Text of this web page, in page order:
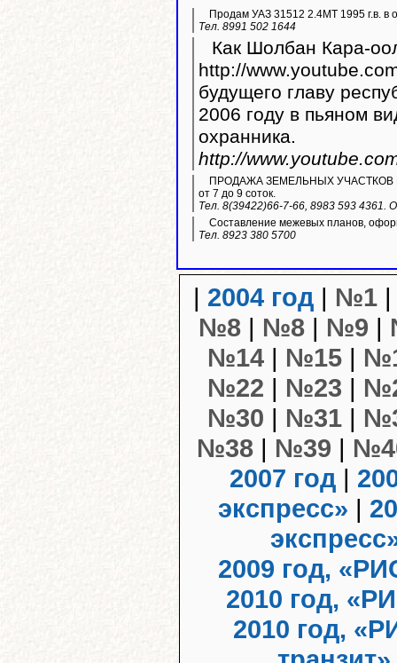
Продам УАЗ 31512 2.4МТ 1995 г.в. в
Тел. 8991 502 1644
Как Шолбан Кара-
http://www.youtube.com/
будущего главу
2006 году в пьяном
охранника.
http://
ПРОДАЖА ЗЕМЕЛЬНЫХ УЧАСТКОВ
от 7 до 9 соток.
Тел. 8(39422)66-7-66, 8983 593 4361.
Составление межевых планов,
Тел. 8923 380 5700
| 2004 год | №1
№8 | №8 | №9 |
№14 | №15 |
№22 | №23 |
№30 | №31 |
№38 | №39 |
2007 год |
экспресс» |
2009 год,
2010 год,
2010 год,